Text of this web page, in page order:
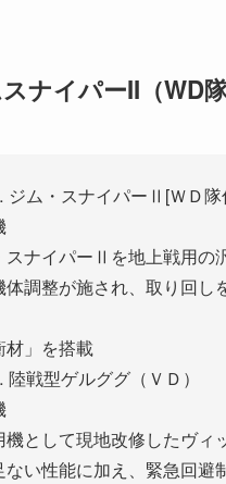
ナイパーII（WD
ム・スナイパーⅡ[ＷＤ隊
スナイパーⅡを地上戦用
体調整が施され、取り回
材」を搭載
戦型ゲルググ（ＶＤ）
機として現地改修したヴ
ない性能に加え、緊急回